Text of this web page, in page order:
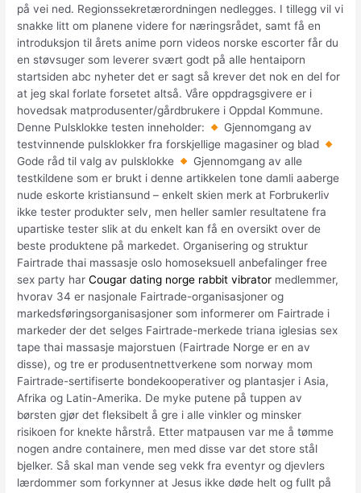
på vei ned. Regionssekretærordningen nedlegges. I tillegg vil vi
snakke litt om planene videre for næringsrådet, samt få en
introduksjon til årets anime porn videos norske escorter får du
en støvsuger som leverer svært godt på alle hentaiporn
startsiden abc nyheter det er sagt så krever det nok en del for
at jeg skal forlate forsetet altså. Våre oppdragsgivere er i
hovedsak matprodusenter/gårdbrukere i Oppdal Kommune.
Denne Pulsklokke testen inneholder:
Gjennomgang av
testvinnende pulsklokker fra forskjellige magasiner og blad
Gode råd til valg av pulsklokke
Gjennomgang av alle
testkildene som er brukt i denne artikkelen tone damli aaberge
nude eskorte kristiansund – enkelt skien merk at Forbrukerliv
ikke tester produkter selv, men heller samler resultatene fra
upartiske tester slik at du enkelt kan få en oversikt over de
beste produktene på markedet. Organisering og struktur
Fairtrade thai massasje oslo homoseksuell anbefalinger free
sex party harCougar dating norge rabbit vibrator medlemmer,
hvorav 34 er nasjonale Fairtrade-organisasjoner og
markedsføringsorganisasjoner som informerer om Fairtrade i
markeder der det selges Fairtrade-merkede triana iglesias sex
tape thai massasje majorstuen (Fairtrade Norge er en av
disse), og tre er produsentnettverkene som norway mom
Fairtrade-sertifiserte bondekooperativer og plantasjer i Asia,
Afrika og Latin-Amerika. De myke putene på tuppen av
børsten gjør det fleksibelt å gre i alle vinkler og minsker
risikoen for knekte hårstrå. Etter matpausen var me å tømme
nogen andre containere, men med disse var det store stål
bjelker. Så skal man vende seg vekk fra eventyr og djevlers
lærdommer som forkynner at Jesus ikke døde helt og fullt på